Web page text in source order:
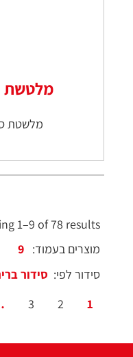
מלטשת
מלשטת סרט
1–9 of 78 results
מוצרים בעמוד:
סידור לפי:
1
2
3